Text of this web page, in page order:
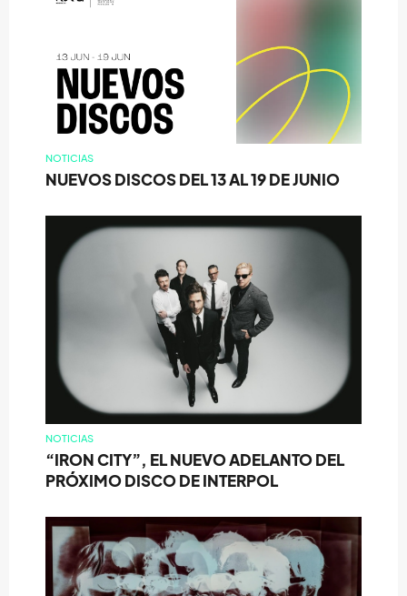
NOTICIAS
NUEVOS DISCOS DEL 13 AL 19 DE JUNIO
NOTICIAS
“IRON CITY”, EL NUEVO ADELANTO DEL
PRÓXIMO DISCO DE INTERPOL